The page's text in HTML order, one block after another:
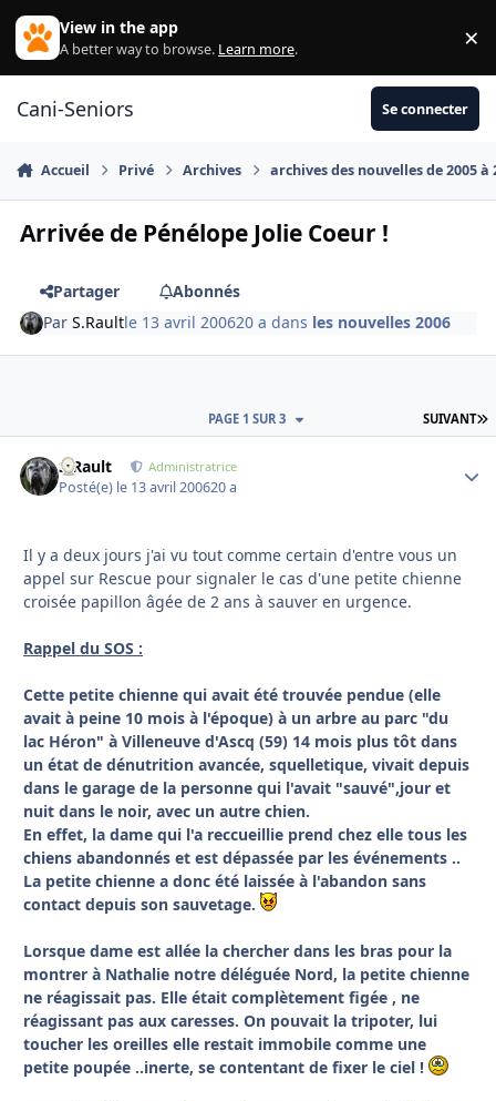
Aller au contenu
View in the app
A better way to browse. Learn more. ×
Cani-Seniors Se connecter
Accueil Privé Archives archives des nouvelles de 2005 à
Arrivée de Pénélope Jolie Coeur !
Partager
Abonnés
ParS.Raultle 13 avril 200620 a dans les nouvelles 2006
SUIVANT
PAGE 1 SUR 3
S.Rault Administratrice
Posté(e) le 13 avril 200620 a
Il y a deux jours j'ai vu tout comme certain d'entre vous un
appel sur Rescue pour signaler le cas d'une petite chienne
croisée papillon âgée de 2 ans à sauver en urgence.
Rappel du SOS :
Cette petite chienne qui avait été trouvée pendue (elle
avait à peine 10 mois à l'époque) à un arbre au parc "du
lac Héron" à Villeneuve d'Ascq (59) 14 mois plus tôt dans
un état de dénutrition avancée, squelletique, vivait depuis
dans le garage de la personne qui l'avait "sauvé",jour et
nuit dans le noir, avec un autre chien.
En effet, la dame qui l'a reccueillie prend chez elle tous les
chiens abandonnés et est dépassée par les événements ..
La petite chienne a donc été laissée à l'abandon sans
contact depuis son sauvetage.
Lorsque dame est allée la chercher dans les bras pour la
montrer à Nathalie notre déléguée Nord, la petite chienne
ne réagissait pas. Elle était complètement figée , ne
réagissant pas aux caresses. On pouvait la tripoter, lui
toucher les oreilles elle restait immobile comme une
petite poupée ..inerte, se contentant de fixer le ciel !